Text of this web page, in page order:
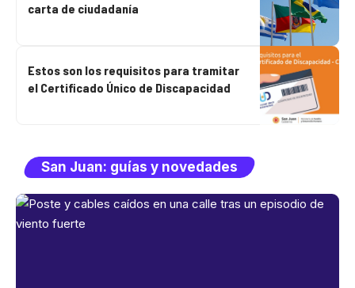
San Juan: guías y novedades
carta de ciudadanía
Estos son los requisitos para tramitar
el Certificado Único de Discapacidad